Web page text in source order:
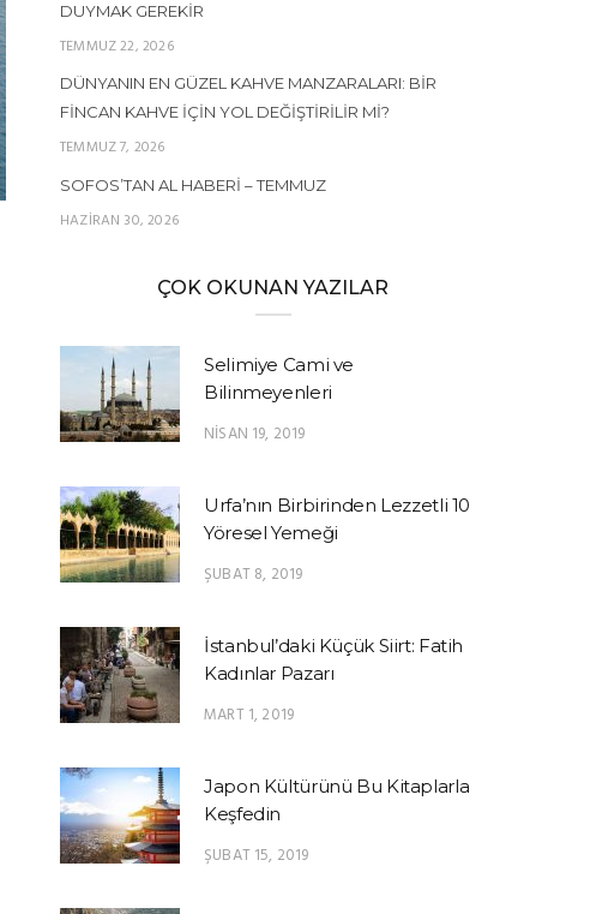
DUYMAK GEREKIR
TEMMUZ 22, 2026
DÜNYANIN EN GÜZEL KAHVE MANZARALARI: BIR
FINCAN KAHVE İÇIN YOL DEĞIŞTIRILIR MI?
TEMMUZ 7, 2026
SOFOS’TAN AL HABERI – TEMMUZ
HAZIRAN 30, 2026
ÇOK OKUNAN YAZILAR
Selimiye Cami ve
Bilinmeyenleri
NISAN 19, 2019
Urfa’nın Birbirinden Lezzetli 10
Yöresel Yemeği
ŞUBAT 8, 2019
İstanbul’daki Küçük Siirt: Fatih
Kadınlar Pazarı
MART 1, 2019
Japon Kültürünü Bu Kitaplarla
Keşfedin
ŞUBAT 15, 2019